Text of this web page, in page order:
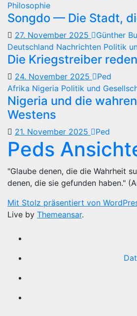
Philosophie
Songdo — Die Stadt,
27. November 2025
Günther
Deutschland Nachrichten Politik
Die Kriegstreiber
24. November 2025
Ped
Afrika Nigeria Politik und
Nigeria und die
Westens
21. November 2025 Ped
Peds
"Glaube denen, die die Wahrheit
denen, die sie gefunden haben."
Mit Stolz präsentiert von
Live by Themeansar.